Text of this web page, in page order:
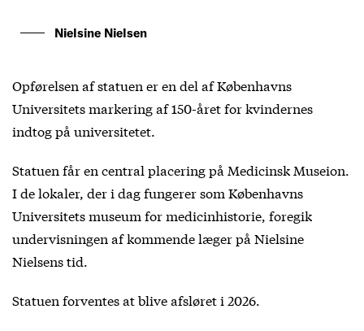
Nielsine Nielsen
Opførelsen af statuen er en del af Københavns
Universitets markering af 150-året for kvindernes
indtog på universitetet.
Statuen får en central placering på Medicinsk Museion.
I de lokaler, der i dag fungerer som Københavns
Universitets museum for medicinhistorie, foregik
undervisningen af kommende læger på Nielsine
Nielsens tid.
Statuen forventes at blive afsløret i 2026.